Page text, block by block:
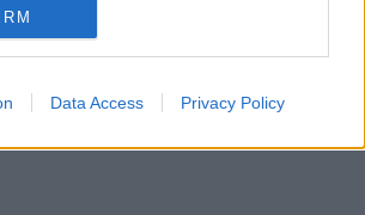
Data Access Privacy Policy